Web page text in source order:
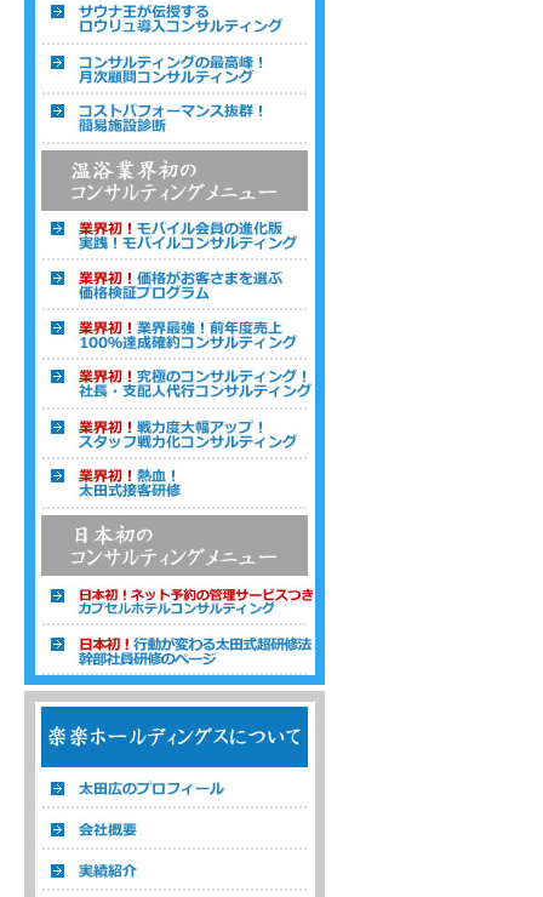
温浴経営コンサルタント 株式会社楽楽ホ